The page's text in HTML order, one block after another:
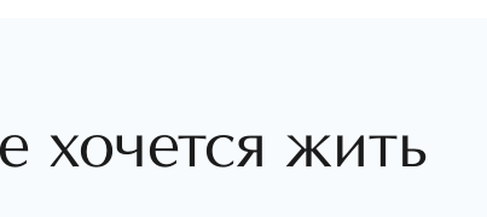
хочется жить